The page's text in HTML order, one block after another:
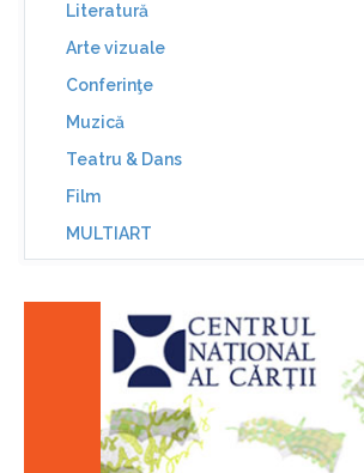
Literatură
Arte vizuale
Conferinţe
Muzică
Teatru & Dans
Film
MULTIART